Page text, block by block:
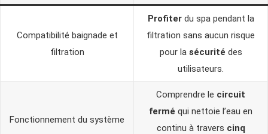
Compatibilité baignade et
filtration
Profiterdu spa pendant la
filtration sans aucun risque
pour la sécurité des
utilisateurs.
Fonctionnement du système
Comprendre le circuit
fermé qui nettoie l’eau en
continu à travers cinq